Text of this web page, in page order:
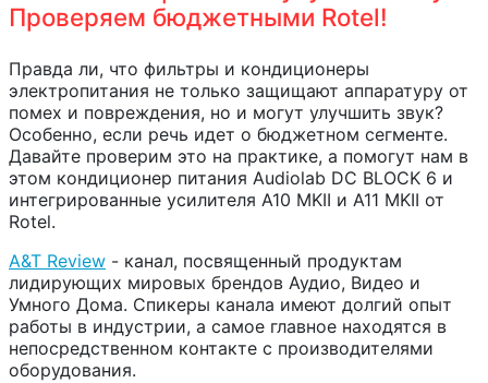
Проверяем бюджетными Rotel!
Правда ли, что фильтры и кондиционеры
электропитания не только защищают аппаратуру от
помех и повреждения, но и могут улучшить звук?
Особенно, если речь идет о бюджетном сегменте.
Давайте проверим это на практике, а помогут нам в
этом кондиционер питания Audiolab DC BLOCK 6 и
интегрированные усилителя А10 MKII и А11 MKII от
Rotel.
A&T Review - канал, посвященный продуктам
лидирующих мировых брендов Аудио, Видео и
Умного Дома. Спикеры канала имеют долгий опыт
работы в индустрии, а самое главное находятся в
непосредственном контакте с производителями
оборудования.